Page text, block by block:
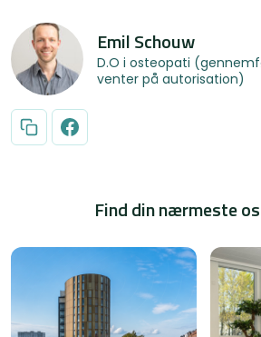
Emil Schouw
D.O i osteopati
venter på autorisation)
Find din nærmeste